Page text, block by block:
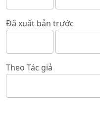
Đã xuất bản trước
Theo Tác giả